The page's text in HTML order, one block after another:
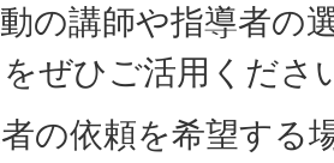
の講師や指導者の
ぜひご活用くださ
の依頼を希望する